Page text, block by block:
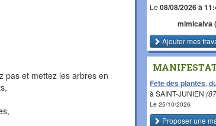
pas et mettez les arbres en
Le 08/08/2026 à
mimicalva
Ajouter mes
Fête des plantes,
à SAINT-JUNIEN
Le 25/10/2026
Proposer une